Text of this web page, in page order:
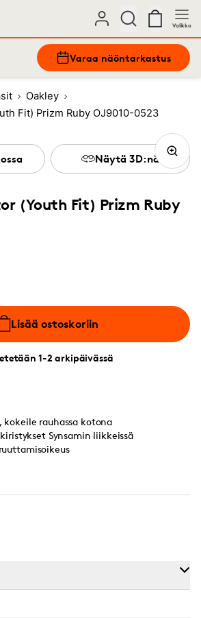
Valikko
Varaa näöntarkastus
Oakley
Fit) Prizm Ruby OJ9010-0523
(Youth Fit) Prizm Ruby
Lisää ostoskoriin
1-2 arkipäivässä
Näytä 3D:nä
kokeile rauhassa kotona
Synsamin liikkeissä